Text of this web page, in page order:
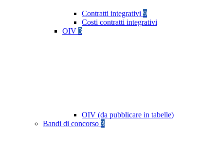
Contratti integrativi 9
Costi contratti integrativi
OIV 3
OIV (da pubblicare in tabelle)
Bandi di concorso 3